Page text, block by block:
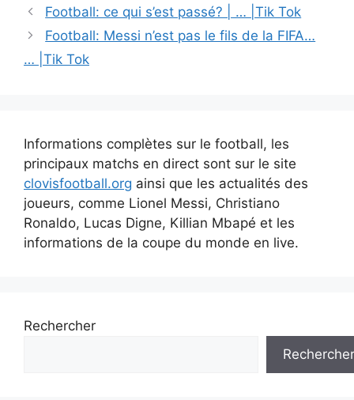
Navigation
des
articles
Football: ce qui s’est passé? | … |Tik Tok
Football: Messi n’est pas le fils de la FIFA…
… |Tik Tok
Informations complètes sur le football, les
principaux matchs en direct sont sur le site
clovisfootball.org ainsi que les actualités des
joueurs, comme Lionel Messi, Christiano
Ronaldo, Lucas Digne, Killian Mbapé et les
informations de la coupe du monde en live.
Rechercher
Rechercher